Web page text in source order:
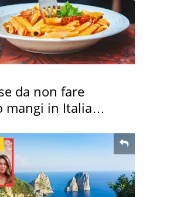
da non fare
mangi in Italia